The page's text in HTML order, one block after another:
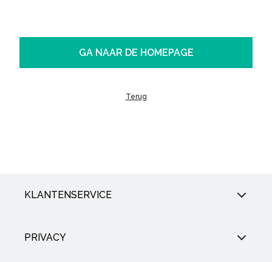
GA NAAR DE HOMEPAGE
Terug
KLANTENSERVICE
PRIVACY